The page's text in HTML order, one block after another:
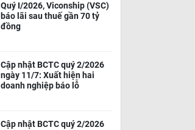
Quý I/2026, Viconship (VSC)
báo lãi sau thuế gần 70 tỷ
đồng
Cập nhật BCTC quý 2/2026
ngày 11/7: Xuất hiện hai
doanh nghiệp báo lỗ
Cập nhật BCTC quý 2/2026